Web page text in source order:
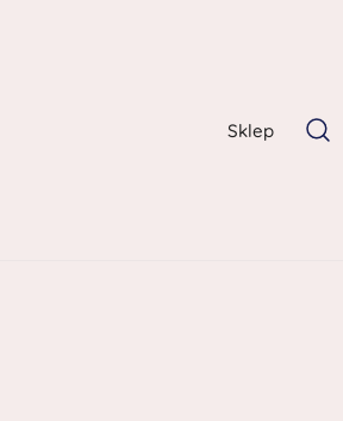
Sklep